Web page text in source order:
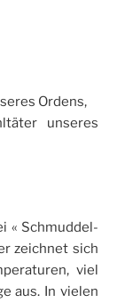
Ordens,
unseres
« Schmud­del­
zeich­net sich
viel
aus. In vie­len